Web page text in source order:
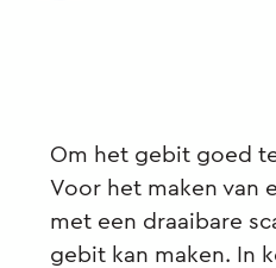
Om het gebit goed
Voor het maken van
met een draaibare
gebit kan maken. In